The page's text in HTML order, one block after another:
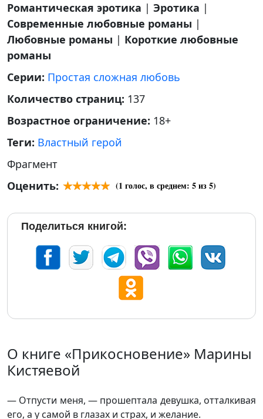
Романтическая эротика | Эротика |
Современные любовные романы |
Любовные романы | Короткие любовные
романы
Серии: Простая сложная любовь
Количество страниц: 137
Возрастное ограничение: 18+
Теги: Властный герой
Фрагмент
Оценить:
(1 голос, в среднем: 5из 5)
Поделиться книгой:
О книге «Прикосновение» Марины
Кистяевой
— Отпусти меня, — прошептала девушка, отталкивая
его, а у самой в глазах и страх, и желание.